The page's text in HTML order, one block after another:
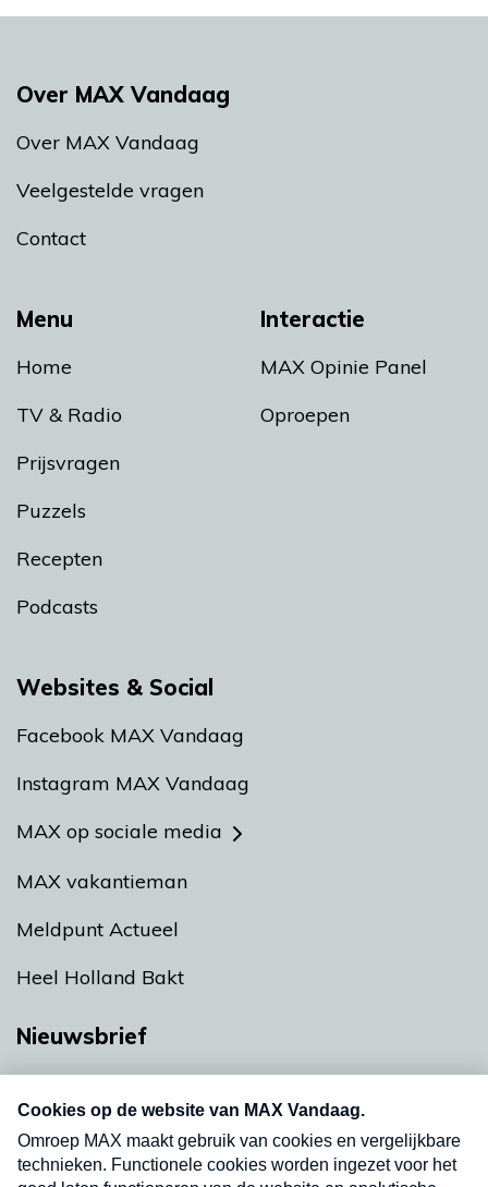
Menu
Home
TV & Radio
Prijsvragen
Puzzels
Recepten
Podcasts
Interactie
MAX Opinie Panel
Oproepen
Over MAX Vandaag
Over MAX Vandaag
Veelgestelde vragen
Contact
Websites & Social
Facebook MAX Vandaag
Instagram MAX Vandaag
MAX op sociale media
MAX vakantieman
Meldpunt Actueel
Heel Holland Bakt
Nieuwsbrief
nieuwsbrief. Elke vrijdag- en dinsdagochtend in
uw mailbox.